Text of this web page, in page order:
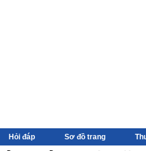
Hỏi đáp Sơ đồ trang